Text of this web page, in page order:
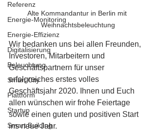
Referenz
Energie-Monitoring
Energie-Effizienz
Digitalisierung
Beleuchtung
Smart City
Plattform
Startup
Smart Building
Alte Kommandantur in Berlin mit
Weihnachtsbeleuchtung
Wir bedanken uns bei allen Freunden,
Investoren, Mitarbeitern und
Geschäftspartnern für unser
erfolgreiches erstes volles
Geschäftsjahr 2020. Ihnen und Euch
allen wünschen wir frohe Feiertage
sowie einen guten und positiven Start
ins neue Jahr.